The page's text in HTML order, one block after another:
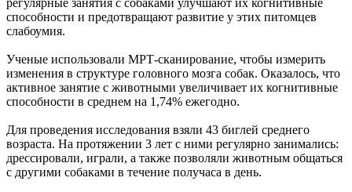
способности и предотвращают развитие у этих питомцев
слабоумия.
Ученые использовали МРТ-сканирование, чтобы измерить
изменения в структуре головного мозга собак. Оказалось, что
активное занятие с животными увеличивает их когнитивные
способности в среднем на 1,74% ежегодно.
Для проведения исследования взяли 43 биглей среднего
возраста. На протяжении 3 лет с ними регулярно занимались:
дрессировали, играли, а также позволяли животным общаться
с другими собаками в течение получаса в день.